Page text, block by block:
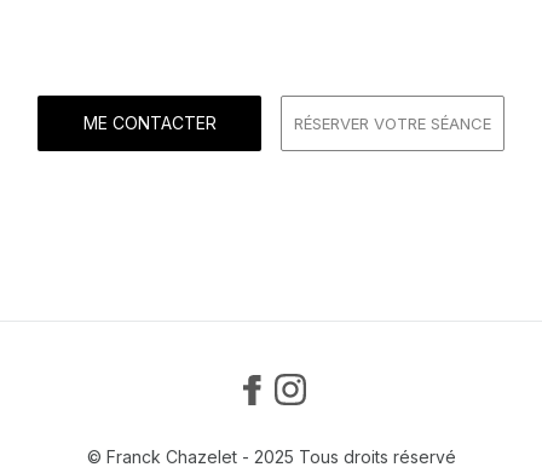
ME CONTACTER RÉSERVER VOTRE SÉANCE
© Franck Chazelet - 2025 Tous droits réservé